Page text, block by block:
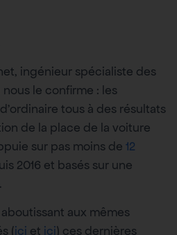
ingénieur spécialiste des
le confirme : les
tous à des résultats
de la place de la voiture
sur pas moins de 12
2016 et basés sur une
aux mêmes
(ici et ici) ces dernières